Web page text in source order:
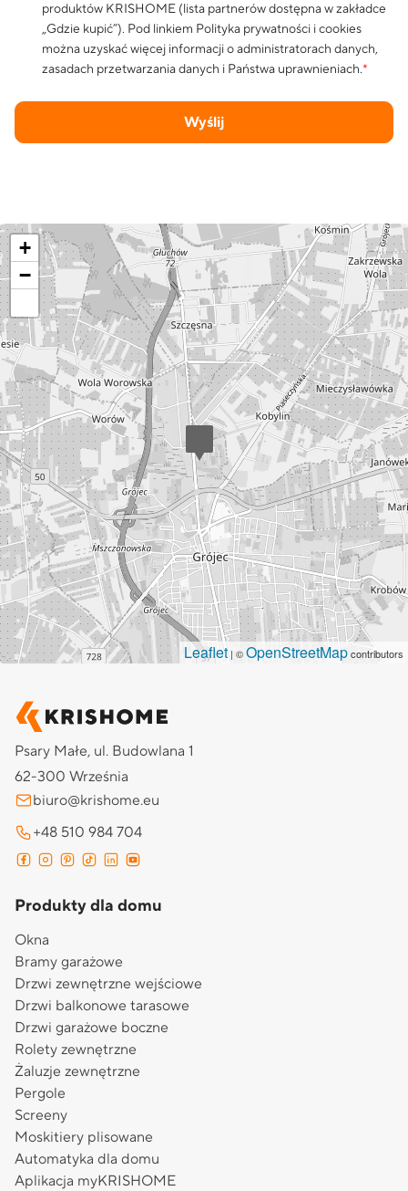
produktów KRISHOME (lista partnerów dostępna w zakładce
„Gdzie kupić”). Pod linkiem Polityka prywatności i cookies
można uzyskać więcej informacji o administratorach danych,
zasadach przetwarzania danych i Państwa uprawnieniach.*
Wyślij
+
−
Leaflet | ©OpenStreetMapcontributors
Psary Małe, ul. Budowlana 1
62-300 Września
biuro@krishome.eu
+48 510 984 704
Produkty dla domu
Okna
Bramy garażowe
Drzwi zewnętrzne wejściowe
Drzwi balkonowe tarasowe
Drzwi garażowe boczne
Rolety zewnętrzne
Żaluzje zewnętrzne
Pergole
Screeny
Moskitiery plisowane
Automatyka dla domu
Aplikacja myKRISHOME